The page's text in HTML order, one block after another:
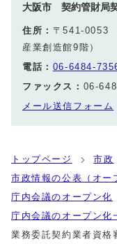
大阪市 契約管財局
住所： 〒541-0053
産業創造館9階）
電話： 06-6484-
ファックス： 06-
メール送信フォーム
トップページ
市政
市政情報の公表（オー
庁内会議のオープン化
庁内会議のオープン化
業務委託契約業者資